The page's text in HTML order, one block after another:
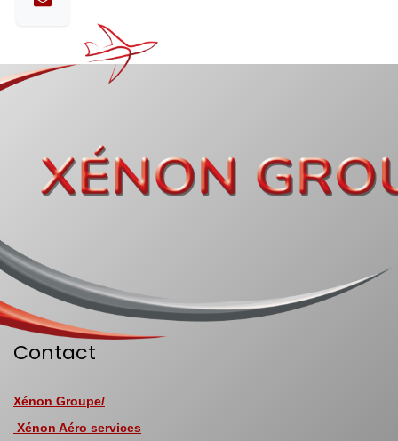
Contact
Xénon Groupe/
Xénon Aéro services